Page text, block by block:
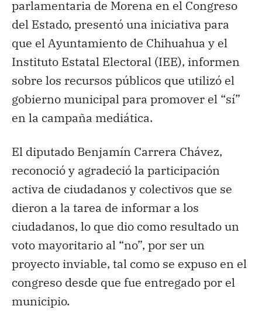
parlamentaria de Morena en el Congreso
del Estado, presentó una iniciativa para
que el Ayuntamiento de Chihuahua y el
Instituto Estatal Electoral (IEE), informen
sobre los recursos públicos que utilizó el
gobierno municipal para promover el “sí”
en la campaña mediática.
El diputado Benjamín Carrera Chávez,
reconoció y agradeció la participación
activa de ciudadanos y colectivos que se
dieron a la tarea de informar a los
ciudadanos, lo que dio como resultado un
voto mayoritario al “no”, por ser un
proyecto inviable, tal como se expuso en el
congreso desde que fue entregado por el
municipio.